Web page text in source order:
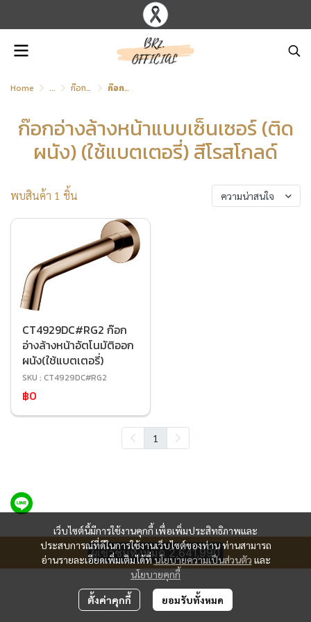
Home ... ก๊อกอ่างล้างหน้าแบบเซ็นเซอร์ (ติดผนัง) (ใช้แบตเตอรี่) ก๊อกอ่างล้างหน้าแบบเซ็นเซอร์ (ติดผนัง) (ใช้แบตเตอรี่) สีโรสโกลด์
ก๊อกอ่างล้างหน้าแบบเซ็นเซอร์ (ติด
ผนัง) (ใช้แบตเตอรี่) สีโรสโกลด์
พบสินค้า 1 ชิ้น ความน่าสนใจ
CT4929DC#RG2 ก๊อก
อ่างล้างหน้าอัตโนมัติออก
ผนัง(ใช้แบตเตอรี่)
SKU : CT4929DC#RG2
฿0
1
เว็บไซต์นี้มีการใช้งานคุกกี้ เพื่อเพิ่มประสิทธิภาพและ
ประสบการณ์ที่ดีในการใช้งานเว็บไซต์ของท่าน ท่านสามารถ
อ่านรายละเอียดเพิ่มเติมได้ที่นโยบายความเป็นส่วนตัว และ
นโยบายคุกกี้
ตั้งค่าคุกกี้ ยอมรับทั้งหมด
ผู้เข้าชมทั้งหมด2,641,990